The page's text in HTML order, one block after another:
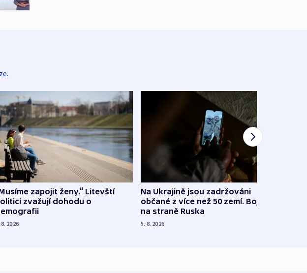
zapojit ženy.“ Litevští
zvažují dohodu o
2026
Na Ukrajině jsou zadržováni
občané z více než 50 zemí. Bojovali
na straně Ruska
5. 8. 2026